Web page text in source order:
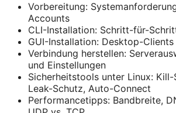
Vorbereitung:
Accounts
CLI-Installation: Schritt-für-
GUI-Installation: Desktop-
Verbindung herstellen:
und Einstellungen
Sicherheitstools unter Linux:
Leak-Schutz, Auto-Connect
Performancetipps: Bandbreite,